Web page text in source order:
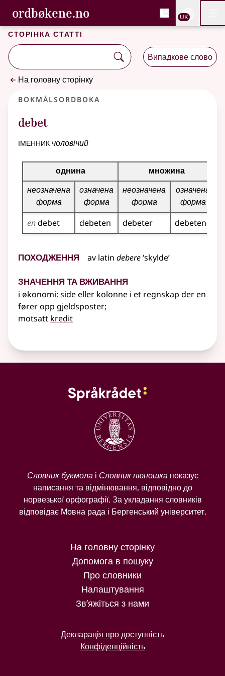
Перейти до основного вмісту
Доступність
ordbøkene.no, Cловник букмола та
Cловник букмола та Словник нюношка
UK
Сторінка статті
Випадкове слово
На головну сторінку
Bokmålsordboka
debet
іменник чоловічий
Таблиця відмінювання для цього іменника
однина
множина
неозначена
форма
означена
форма
неозначена
форма
означена
форма
endebet debeten debeter debetene
Походження av latin debere‘skylde’
Значення та вживання
i økonomi: side eller kolonne i et regnskap der en
fører opp gjeldsposter;
motsatt kredit
Словник букмолаі Словник нюношкапоказує
написання та відмінювання, відповідно до
норвезької орфографії. За укладання словників
відповідає Мовна рада і Бергенський університет.
На головну сторінку
Допомога в пошуку
Про словники
Налаштування
Зв’яжіться з нами
Декларація про доступність
Конфіденційність